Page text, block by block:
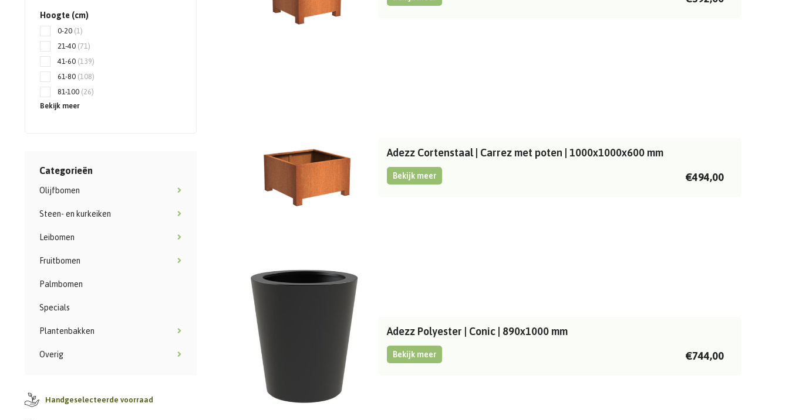
Hoogte (cm)
0-20 (1)
21-40 (71)
41-60 (139)
61-80 (108)
81-100 (26)
Bekijk meer
Categorieën
Olijfbomen
Steen- en kurkeiken
Leibomen
Fruitbomen
Palmbomen
Specials
Plantenbakken
Overig
Handgeselecteerde voorraad
Adezz Cortenstaal | Carrez met poten | 1000x1000x600 mm
Bekijk meer €494,00
Adezz Polyester | Conic | 890x1000 mm
Bekijk meer €744,00